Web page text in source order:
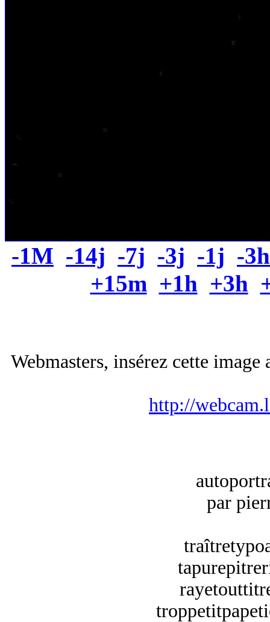
-1M -14j -7j -3j -1j -3h
+15m +1h +3h
Webmasters, insérez cette
http://
par